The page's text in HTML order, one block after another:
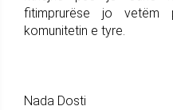
fitimprurëse jo
komunitetin e tyre.
Nada Dosti